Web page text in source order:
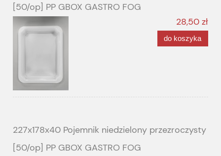
[50/op] PP GBOX GASTRO FOG
28,50 zł
do koszyka
227x178x40 Pojemnik niedzielony przezroczysty
[50/op] PP GBOX GASTRO FOG